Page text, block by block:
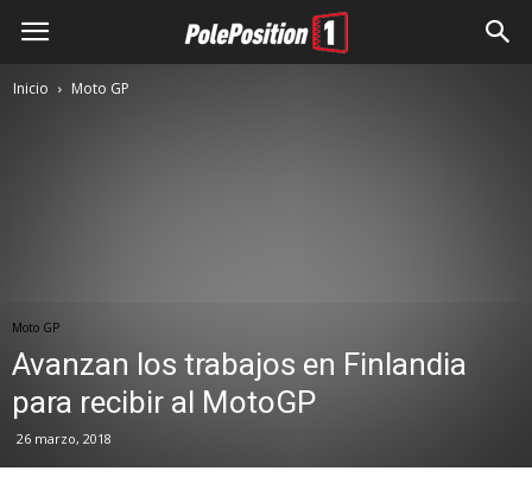
Inicio Moto GP
Moto GP
Avanzan los trabajos en Finlandia
para recibir al MotoGP
26 marzo, 2018